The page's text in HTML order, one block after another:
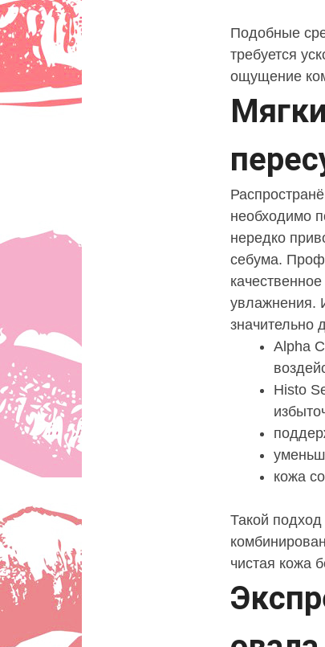
Подобные
требуется
ощущение
необходимо
нередко
себума.
увлажнения.
значительно
Alpha
Histo
кожа
Такой
чистая кожа